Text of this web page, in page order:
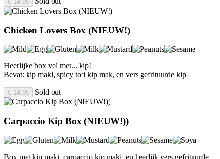
€ 14.95
Chicken Lovers Box (NIEUW!)
Heerlijke box vol met... kip!
Bevat: kip maki, spicy tori kip mak, en vers gefrituurde kip
€ 14.95 Sold out
Carpaccio Kip Box (NIEUW!))
Box met kip maki, carpaccio kip maki, en heerlijk vers gefrituurde